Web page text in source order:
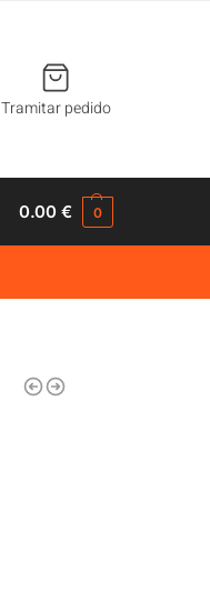
Tramitar pedido
0.00€ 0